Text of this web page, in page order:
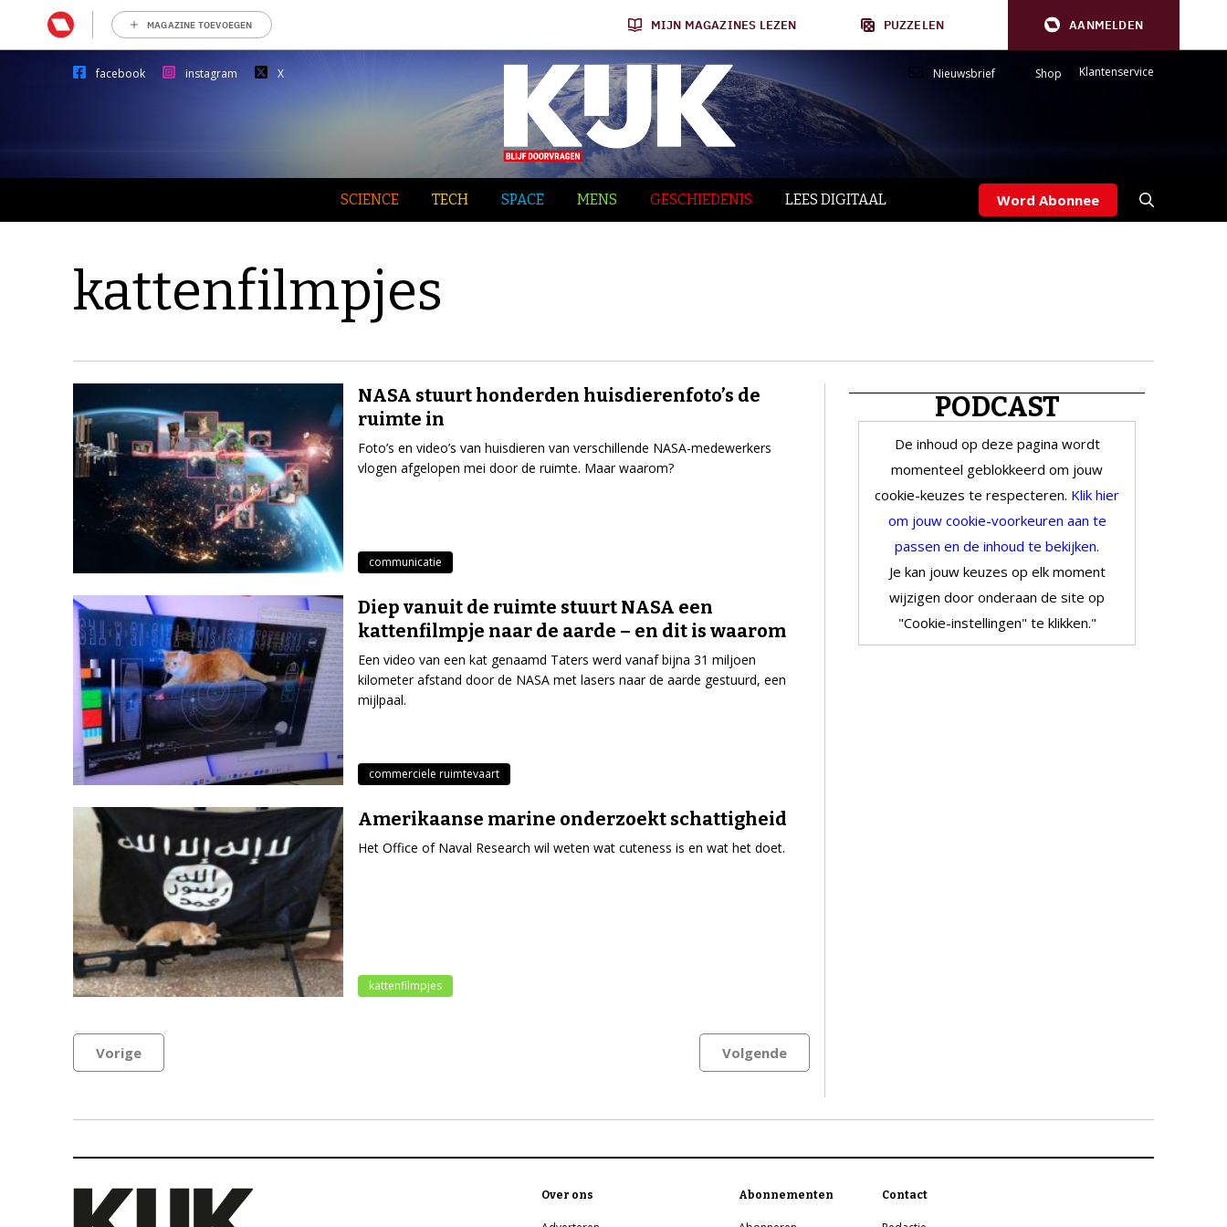
MAGAZINE TOEVOEGEN MIJN MAGAZINES LEZEN PUZZELEN AANMELDEN
facebook instagram X Nieuwsbrief Shop Klantenservice
SCIENCE TECH SPACE MENS GESCHIEDENIS LEES DIGITAAL Word Abonnee
kattenfilmpjes
NASA stuurt honderden huisdierenfoto’s de
ruimte in
Foto’s en video’s van huisdieren van verschillende NASA-medewerkers
vlogen afgelopen mei door de ruimte. Maar waarom?
communicatie
Diep vanuit de ruimte stuurt NASA een
kattenfilmpje naar de aarde – en dit is waarom
Een video van een kat genaamd Taters werd vanaf bijna 31 miljoen
kilometer afstand door de NASA met lasers naar de aarde gestuurd, een
mijlpaal.
commerciele ruimtevaart
Amerikaanse marine onderzoekt schattigheid
Het Office of Naval Research wil weten wat cuteness is en wat het doet.
kattenfilmpjes
Vorige Volgende
PODCAST
De inhoud op deze pagina wordt
momenteel geblokkeerd om jouw
cookie-keuzes te respecteren. Klik hier
om jouw cookie-voorkeuren aan te
passen en de inhoud te bekijken.
Je kan jouw keuzes op elk moment
wijzigen door onderaan de site op
"Cookie-instellingen" te klikken."
Over ons Abonnementen Contact